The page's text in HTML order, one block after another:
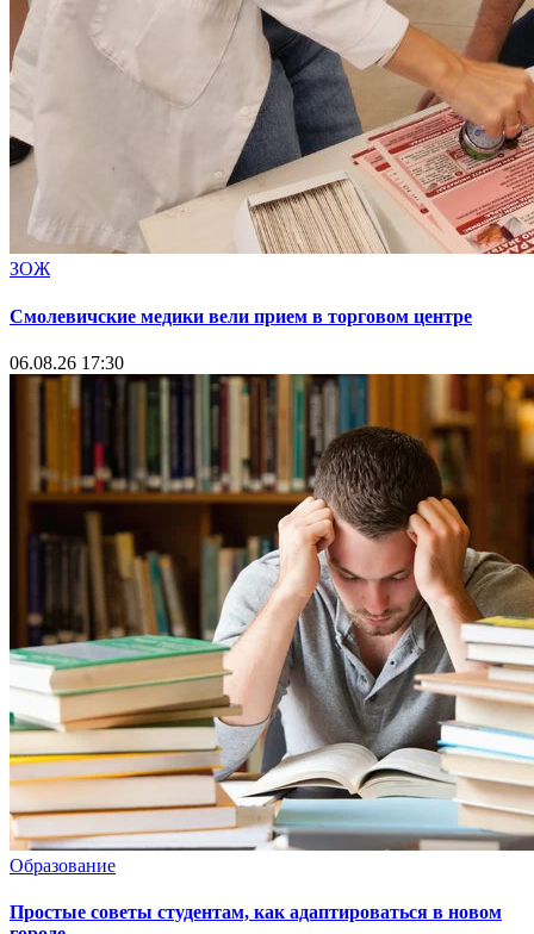
ЗОЖ
Смолевичские медики вели прием в торговом центре
06.08.26 17:30
Образование
Простые советы студентам, как адаптироваться в новом